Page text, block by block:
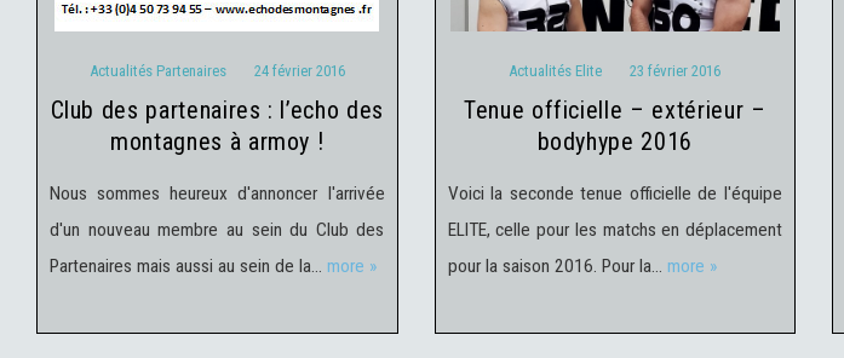
Actualités Partenaires 24 février 2016
club des partenaires : l’echo des
montagnes à armoy !
Nous sommes heureux d'annoncer l'arrivée
d'un nouveau membre au sein du Club des
Partenaires mais aussi au sein de la… more »
Actualités Elite 23 février 2016
tenue officielle – extérieur –
bodyhype 2016
Voici la seconde tenue officielle de l'équipe
ELITE, celle pour les matchs en déplacement
pour la saison 2016. Pour la… more »